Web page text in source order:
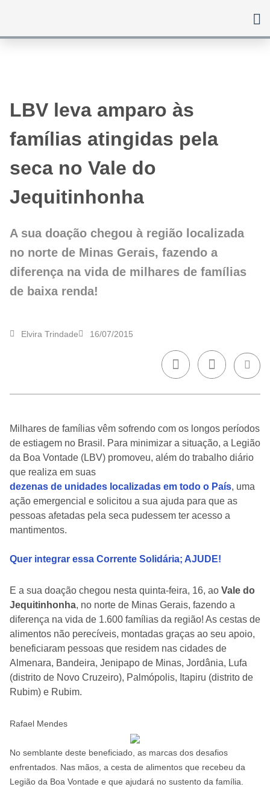
LBV leva amparo às
famílias atingidas pela
seca no Vale do
Jequitinhonha
A sua doação chegou à região localizada
no norte de Minas Gerais, fazendo a
diferença na vida de milhares de famílias
de baixa renda!
Elvira Trindade 16/07/2015
Milhares de famílias vêm sofrendo com os longos períodos
de estiagem no Brasil. Para minimizar a situação, a Legião
da Boa Vontade (LBV) promoveu, além do trabalho diário
que realiza em suas
dezenas de unidades localizadas em todo o País, uma
ação emergencial e solicitou a sua ajuda para que as
pessoas afetadas pela seca pudessem ter acesso a
mantimentos.
Quer integrar essa Corrente Solidária; AJUDE!
E a sua doação chegou nesta quinta-feira, 16, ao Vale do
Jequitinhonha, no norte de Minas Gerais, fazendo a
diferença na vida de 1.600 famílias da região! As cestas de
alimentos não perecíveis, montadas graças ao seu apoio,
beneficiaram pessoas que residem nas cidades de
Almenara, Bandeira, Jenipapo de Minas, Jordânia, Lufa
(distrito de Novo Cruzeiro), Palmópolis, Itapiru (distrito de
Rubim) e Rubim.
Rafael Mendes
No semblante deste beneficiado, as marcas dos desafios
enfrentados. Nas mãos, a cesta de alimentos que recebeu da
Legião da Boa Vontade e que ajudará no sustento da família.